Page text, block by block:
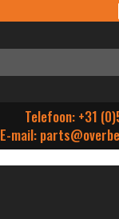
Telefoon: +31
E-mail: